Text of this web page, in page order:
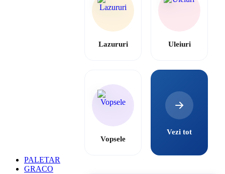
Lazururi Uleiuri
Vopsele
Vezi tot
PALETAR
GRACO